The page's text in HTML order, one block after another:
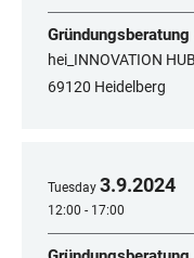
Gründungsberatung
hei_INNOVATION
69120 Heidelberg
Tuesday 3.9.2024
12:00 - 17:00